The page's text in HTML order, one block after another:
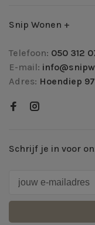
Snip Wonen +
Telefoon: 050 312
E-mail:
Adres: Hoendiep
Schrijf je in voor